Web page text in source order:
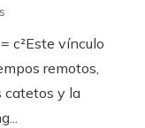
c²Este vínculo
remotos,
catetos y la